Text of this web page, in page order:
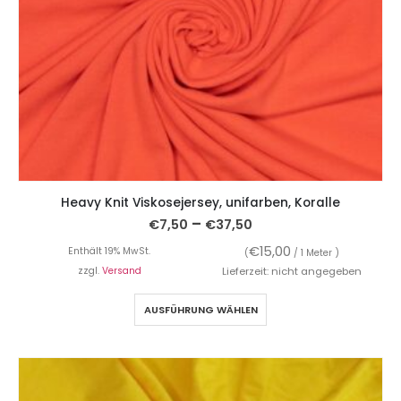
Heavy Knit Viskosejersey, unifarben, Koralle
€7,50 – €37,50
Enthält 19% MwSt. (€15,00 / 1 Meter )
zzgl. Versand Lieferzeit: nicht angegeben
AUSFÜHRUNG WÄHLEN